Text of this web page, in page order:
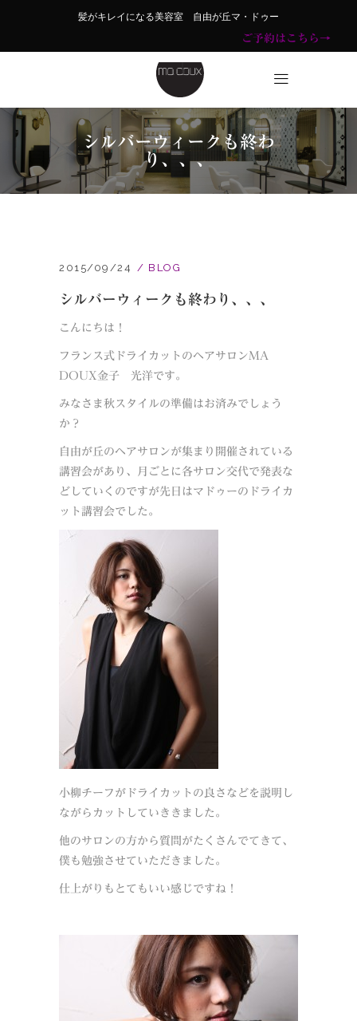
髪がキレイになる美容室 自由が丘マ・ドゥー
ご予約はこちら→
シルバーウィークも終わ
り、、、
2015/09/24 BLOG
シルバーウィークも終わり、、、
こんにちは！
フランス式ドライカットのヘアサロンMA
DOUX金子 光洋です。
みなさま秋スタイルの準備はお済みでしょう
か？
自由が丘のヘアサロンが集まり開催されている
講習会があり、月ごとに各サロン交代で発表な
どしていくのですが先日はマドゥーのドライカ
ット講習会でした。
小柳チーフがドライカットの良さなどを説明し
ながらカットしていききました。
他のサロンの方から質問がたくさんでてきて、
僕も勉強させていただきました。
仕上がりもとてもいい感じですね！